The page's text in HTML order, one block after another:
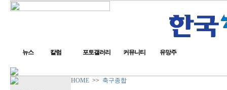
뉴스 칼럼 포토갤러리 커뮤니티 유망주
HOME >> 축구종합